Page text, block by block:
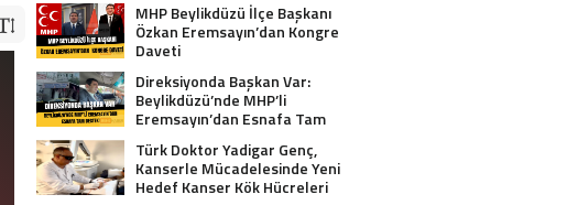
MHP Beylikdüzü İlçe Başkanı
Özkan Eremsayın’dan Kongre
Daveti
Direksiyonda Başkan Var:
Beylikdüzü’nde MHP’li
Eremsayın’dan Esnafa Tam
Türk Doktor Yadigar Genç,
Kanserle Mücadelesinde Yeni
Hedef Kanser Kök Hücreleri